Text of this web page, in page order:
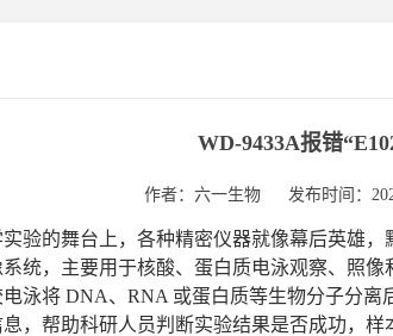
WD-9433A报错
作者：六一生物 发布时间：
验的舞台上，各种精密仪器就像幕后英雄，
统，主要用于核酸、蛋白质电泳观察、照
泳将 DNA、RNA 或蛋白质等生物分子分
，帮助科研人员判断实验结果是否成功，样